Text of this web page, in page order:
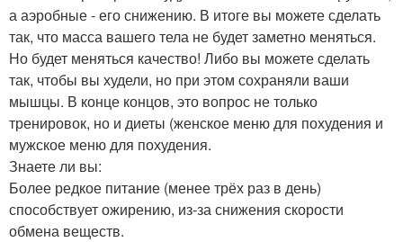
а аэробные - его снижению. В итоге вы можете сделать
так, что масса вашего тела не будет заметно меняться.
Но будет меняться качество! Либо вы можете сделать
так, чтобы вы худели, но при этом сохраняли ваши
мышцы. В конце концов, это вопрос не только
тренировок, но и диеты (женское меню для похудения и
мужское меню для похудения.
Знаете ли вы:
Более редкое питание (менее трёх раз в день)
способствует ожирению, из-за снижения скорости
обмена веществ.